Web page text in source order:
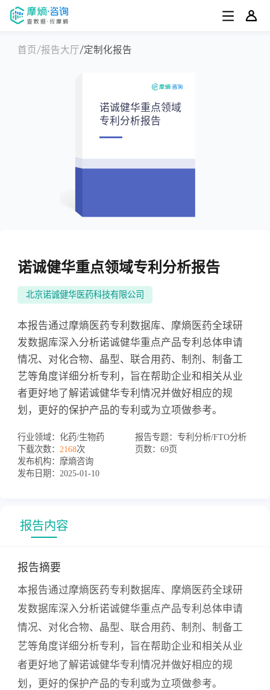
首页 报告大厅 定制化报告
诺诚健华重点领域
专利分析报告
诺诚健华重点领域专利分析报告
北京诺诚健华医药科技有限公司
本报告通过摩熵医药专利数据库、摩熵医药全球研
发数据库深入分析诺诚健华重点产品专利总体申请
情况、对化合物、晶型、联合用药、制剂、制备工
艺等角度详细分析专利，旨在帮助企业和相关从业
者更好地了解诺诚健华专利情况并做好相应的规
划，更好的保护产品的专利或为立项做参考。
行业领域： 化药/生物药 报告专题： 专利分析/FTO分析
下载次数： 2168次 页数： 69页
发布机构： 摩熵咨询
发布日期： 2025-01-10
报告内容
报告摘要
本报告通过摩熵医药专利数据库、摩熵医药全球研
发数据库深入分析诺诚健华重点产品专利总体申请
情况、对化合物、晶型、联合用药、制剂、制备工
艺等角度详细分析专利，旨在帮助企业和相关从业
者更好地了解诺诚健华专利情况并做好相应的规
划，更好的保护产品的专利或为立项做参考。